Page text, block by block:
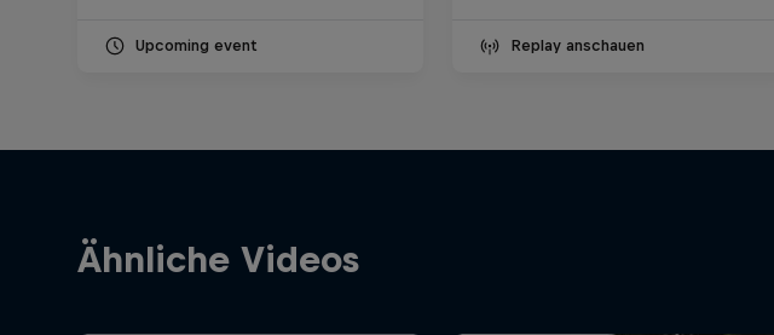
Upcoming event Replay anschauen
Ähnliche Videos